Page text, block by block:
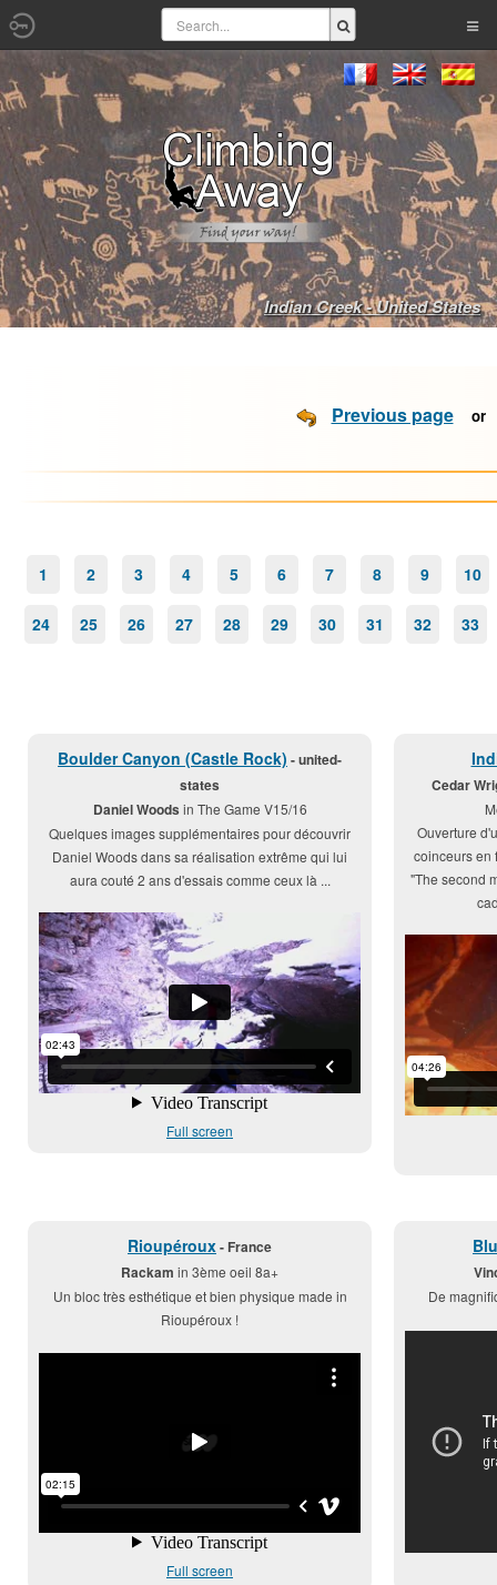
Indian Creek - United States
Previous page
1 2 3 4 5 6 7 8 9 10
24 25 26 27 28 29 30 31 32 33
Boulder Canyon (Castle Rock) - united-
states
Daniel Woods in The Game V15/16
Quelques images supplémentaires pour découvrir
Daniel Woods dans sa réalisation extrême qui lui
aura couté 2 ans d'essais comme ceux là ...
Full screen
Cedar
Ouverture
coinceurs en
"The second
Rioupéroux- France
Rackam in 3ème oeil 8a+
Un bloc très esthétique et bien physique made in
Rioupéroux !
Full screen
De